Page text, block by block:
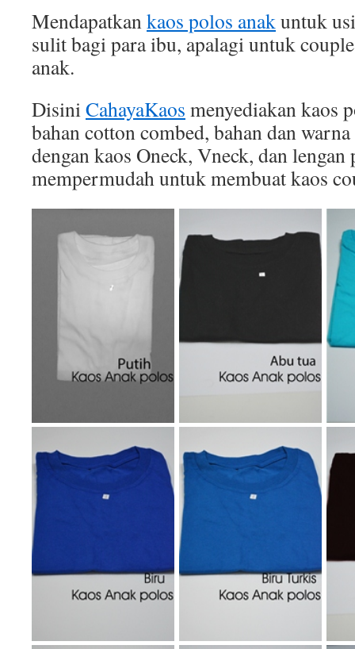
Mendapatkan kaos polos anak untuk
sulit bagi para ibu, apalagi untuk
anak.
Disini CahayaKaos menyediakan kaos
bahan cotton combed, bahan dan
dengan kaos Oneck, Vneck, dan
mempermudah untuk membuat kaos